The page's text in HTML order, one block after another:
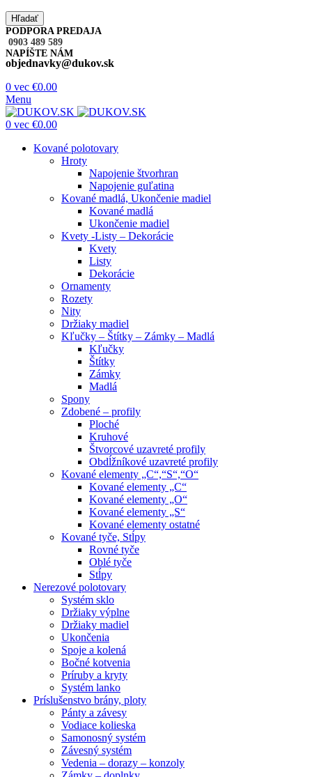
Hľadať
PODPORA PREDAJA
0903 489 589
NAPÍŠTE NÁM
objednavky@dukov.sk
0 vec €0.00
Menu
0 vec €0.00
Kované polotovary
Hroty
Napojenie štvorhran
Napojenie guľatina
Kované madlá, Ukončenie madiel
Kované madlá
Ukončenie madiel
Kvety -Listy – Dekorácie
Kvety
Listy
Dekorácie
Ornamenty
Rozety
Nity
Držiaky madiel
Kľučky – Štítky – Zámky – Madlá
Kľučky
Štítky
Zámky
Madlá
Spony
Zdobené – profily
Ploché
Kruhové
Štvorcové uzavreté profily
Obdĺžníkové uzavreté profily
Kované elementy „C“,“S“,“O“
Kované elementy „C“
Kované elementy „O“
Kované elementy „S“
Kované elementy ostatné
Kované tyče, Stĺpy
Rovné tyče
Oblé tyče
Stĺpy
Nerezové polotovary
Systém sklo
Držiaky výplne
Držiaky madiel
Ukončenia
Spoje a kolená
Bočné kotvenia
Príruby a kryty
Systém lanko
Príslušenstvo brány, ploty
Pánty a závesy
Vodiace kolieska
Samonosný systém
Závesný systém
Vedenia – dorazy – konzoly